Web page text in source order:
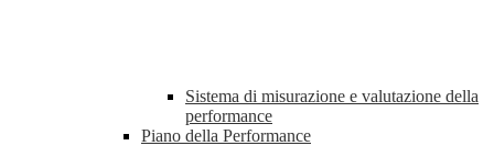
Sistema di misurazione e valutazione della
performance
Piano della Performance